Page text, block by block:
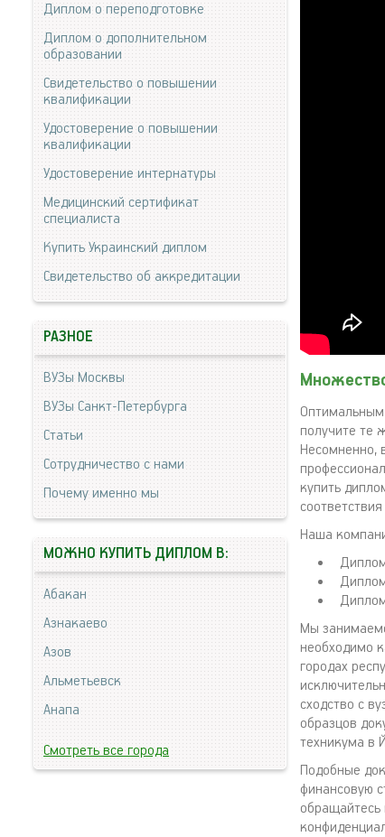
получите те
Несомненно,
купить
Наша
Мы
необходимо
городах
сходство с
образцов
техникума в
Подобные
финансовую
Диплом о переподготовке
Диплом о дополнительном
образовании
Свидетельство о повышении
квалификации
Удостоверение о повышении
квалификации
Удостоверение интернатуры
Медицинский сертификат
специалиста
Купить Украинский диплом
Свидетельство об аккредитации
РАЗНОЕ
ВУЗы Москвы
ВУЗы Санкт-Петербурга
Статьи
Сотрудничество с нами
Почему именно мы
МОЖНО КУПИТЬ ДИПЛОМ В:
Абакан
Азнакаево
Азов
Альметьевск
Анапа
Смотреть все города